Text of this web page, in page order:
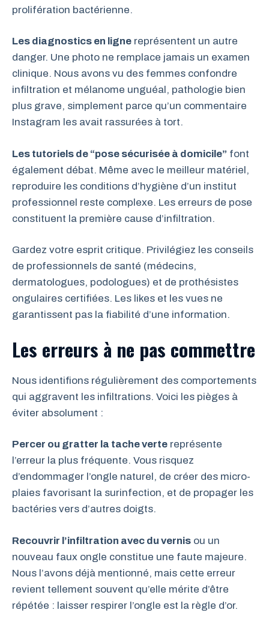
prolifération bactérienne.
Les diagnostics en ligne représentent un autre
danger. Une photo ne remplace jamais un examen
clinique. Nous avons vu des femmes confondre
infiltration et mélanome unguéal, pathologie bien
plus grave, simplement parce qu’un commentaire
Instagram les avait rassurées à tort.
Les tutoriels de “pose sécurisée à domicile” font
également débat. Même avec le meilleur matériel,
reproduire les conditions d’hygiène d’un institut
professionnel reste complexe. Les erreurs de pose
constituent la première cause d’infiltration.
Gardez votre esprit critique. Privilégiez les conseils
de professionnels de santé (médecins,
dermatologues, podologues) et de prothésistes
ongulaires certifiées. Les likes et les vues ne
garantissent pas la fiabilité d’une information.
Les erreurs à ne pas commettre
Nous identifions régulièrement des comportements
qui aggravent les infiltrations. Voici les pièges à
éviter absolument :
Percer ou gratter la tache verte représente
l’erreur la plus fréquente. Vous risquez
d’endommager l’ongle naturel, de créer des micro-
plaies favorisant la surinfection, et de propager les
bactéries vers d’autres doigts.
Recouvrir l’infiltration avec du vernis ou un
nouveau faux ongle constitue une faute majeure.
Nous l’avons déjà mentionné, mais cette erreur
revient tellement souvent qu’elle mérite d’être
répétée : laisser respirer l’ongle est la règle d’or.